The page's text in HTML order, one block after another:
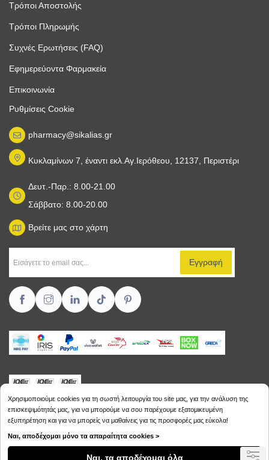
Τρόποι Αποστολής
Τρόποι Πληρωμής
Συχνές Ερωτήσεις (FAQ)
Εφημερεύοντα Φαρμακεία
Επικοινωνία
Ρυθμίσεις Cookie
pharmacy@sikalias.gr
Κυκλαμίνων 7, έναντι εκλ.Αγ.Ιερόθεου, 12137, Περιστέρι
Δευτ.-Παρ.: 8.00-21.00
Σάββατο: 8.00-20.00
Βρείτε μας στο χάρτη
Copyright © 2026Sikalias.gr
Χρησιμοποιούμε cookies για τη σωστή λειτουργία του site μας, για την ανάλυση της
επισκεψιμότητάς μας, για να μπορούμε να σου παρέχουμε εξατομικευμένη
εξυπηρέτηση και για να μπορείς να μαθαίνεις για τις προσφορές μας εύκολα!
Ναι, αποδέχομαι μόνο τα απαραίτητα cookies >
Ναι, τα αποδέχομαι όλα